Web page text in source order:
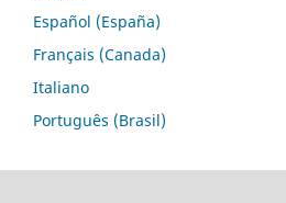
Español (España)
Français (Canada)
Italiano
Português (Brasil)